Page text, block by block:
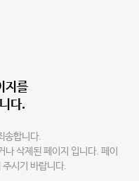
지를
다.
송합니다.
삭제된 페이지 입니다. 페이
시기 바랍니다.